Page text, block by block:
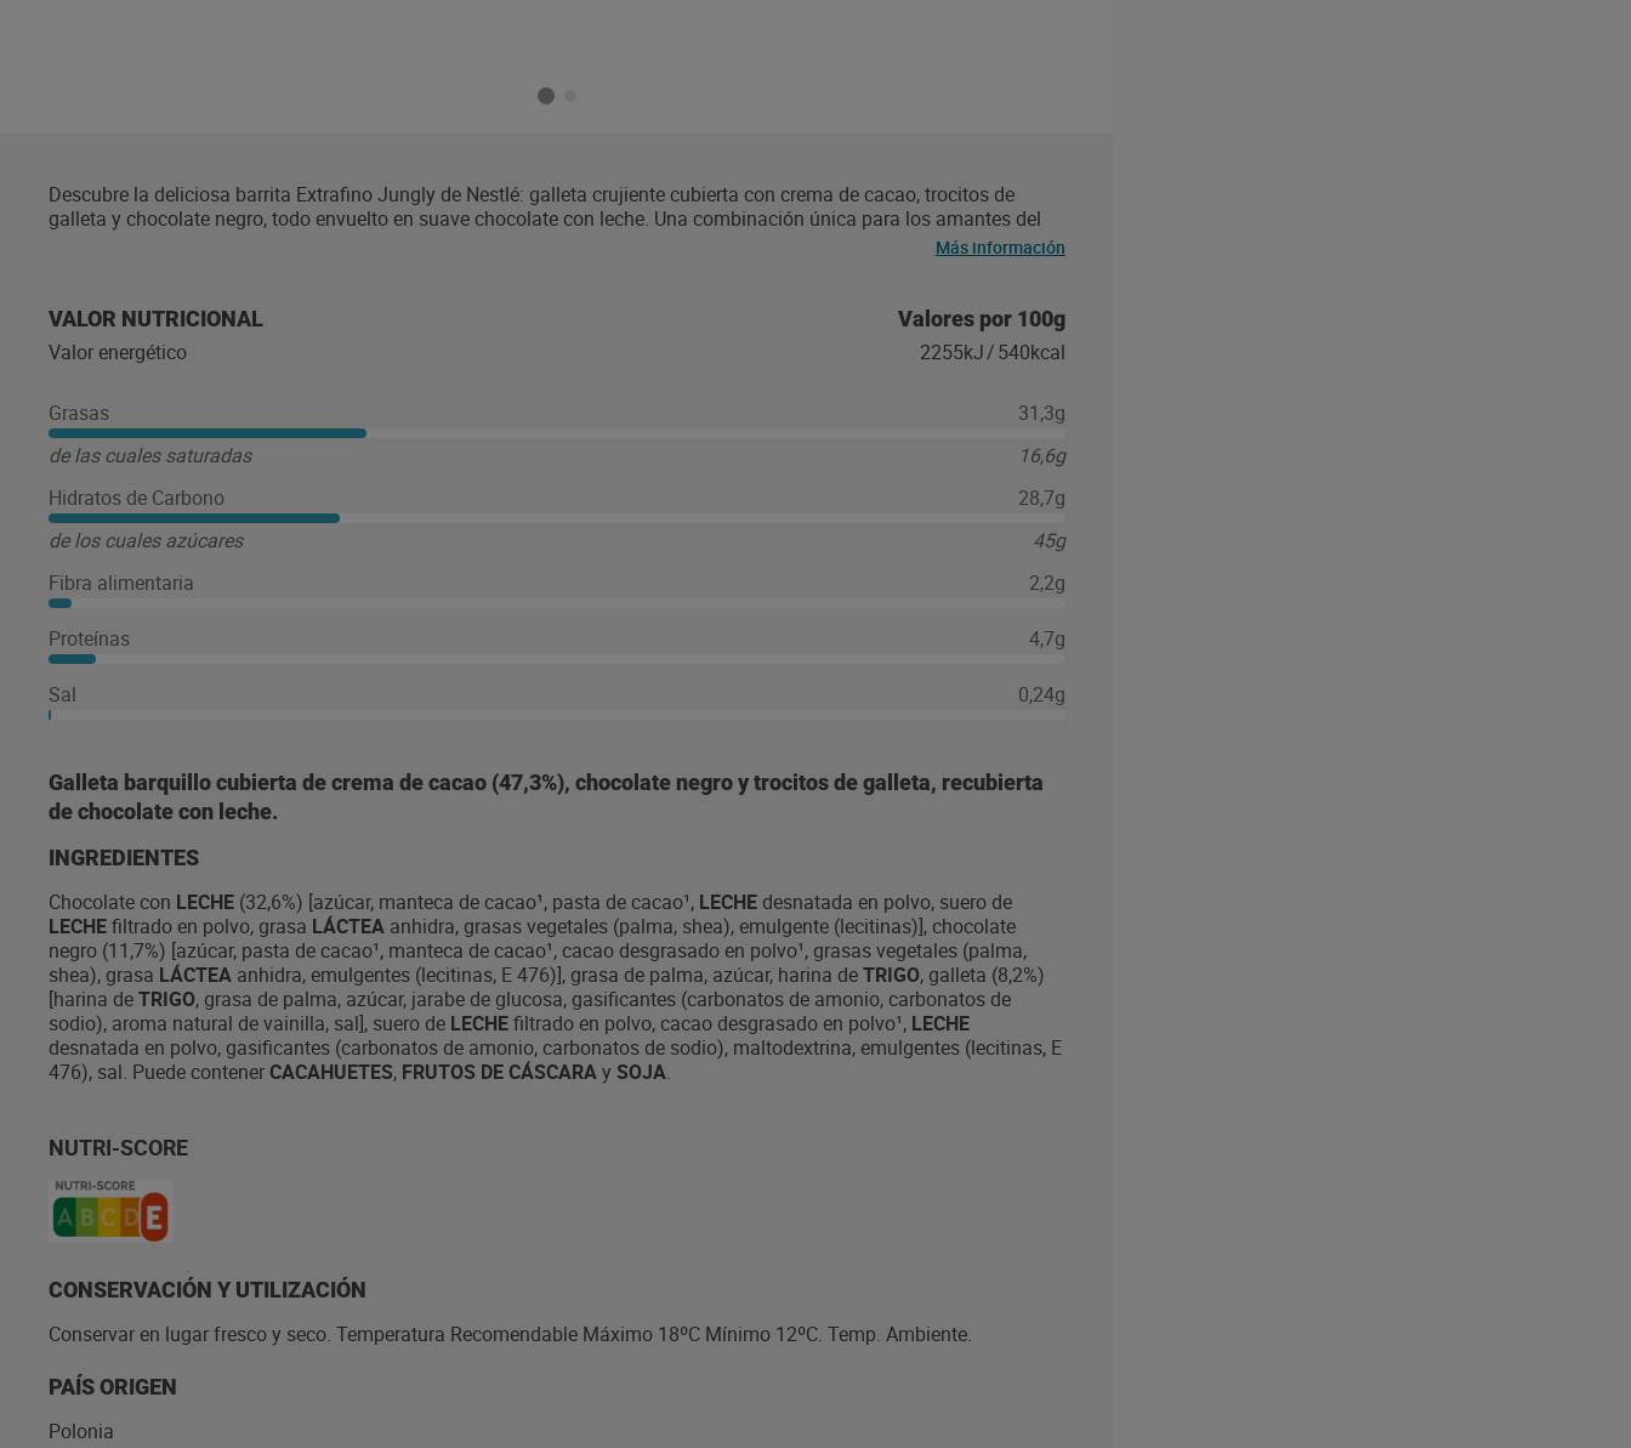
Descubre la deliciosa barrita Extrafino Jungly de Nestlé: galleta crujiente cubierta con crema de cacao, trocitos de
galleta y chocolate negro, todo envuelto en suave chocolate con leche. Una combinación única para los amantes del
Más información
VALOR NUTRICIONAL Valores por 100g
Valor energético 2255kJ/540kcal
Grasas
31,3g
de las cuales saturadas
16,6g
Hidratos de Carbono
28,7g
de los cuales azúcares
45g
Fibra alimentaria
2,2g
Proteínas 4,7g
Sal 0,24g
Galleta barquillo cubierta de crema de cacao (47,3%), chocolate negro y trocitos de galleta, recubierta
de chocolate con leche.
INGREDIENTES
Chocolate con LECHE (32,6%) [azúcar, manteca de cacao¹, pasta de cacao¹, LECHE desnatada en polvo, suero de
LECHEfiltrado en polvo, grasa LÁCTEA anhidra, grasas vegetales (palma, shea), emulgente (lecitinas)], chocolate
negro (11,7%) [azúcar, pasta de cacao¹, manteca de cacao¹, cacao desgrasado en polvo¹, grasas vegetales (palma,
shea), grasa LÁCTEA anhidra, emulgentes (lecitinas, E 476)], grasa de palma, azúcar, harina deTRIGO, galleta (8,2%)
[harina deTRIGO, grasa de palma, azúcar, jarabe de glucosa, gasificantes (carbonatos de amonio, carbonatos de
sodio), aroma natural de vainilla, sal], suero de LECHEfiltrado en polvo, cacao desgrasado en polvo¹, LECHE
desnatada en polvo, gasificantes (carbonatos de amonio, carbonatos de sodio), maltodextrina, emulgentes (lecitinas, E
476), sal. Puede contenerCACAHUETES, FRUTOS DE CÁSCARAy SOJA.
NUTRI-SCORE
CONSERVACIÓN Y UTILIZACIÓN
Conservar en lugar fresco y seco. Temperatura Recomendable Máximo 18ºC Mínimo 12ºC. Temp. Ambiente.
PAÍS ORIGEN
Polonia